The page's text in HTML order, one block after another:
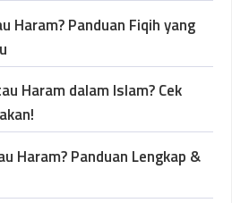
Haram? Panduan Fiqih yang
Haram dalam Islam? Cek
Haram? Panduan Lengkap &